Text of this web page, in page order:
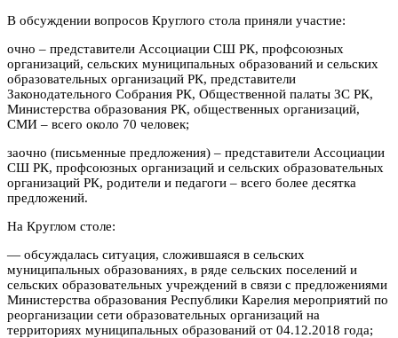
В обсуждении вопросов Круглого стола приняли участие:
очно – представители Ассоциации СШ РК, профсоюзных
организаций, сельских муниципальных образований и сельских
образовательных организаций РК, представители
Законодательного Собрания РК, Общественной палаты ЗС РК,
Министерства образования РК, общественных организаций,
СМИ – всего около 70 человек;
заочно (письменные предложения) – представители Ассоциации
СШ РК, профсоюзных организаций и сельских образовательных
организаций РК, родители и педагоги – всего более десятка
предложений.
На Круглом столе:
— обсуждалась ситуация, сложившаяся в сельских
муниципальных образованиях, в ряде сельских поселений и
сельских образовательных учреждений в связи с предложениями
Министерства образования Республики Карелия мероприятий по
реорганизации сети образовательных организаций на
территориях муниципальных образований от 04.12.2018 года;